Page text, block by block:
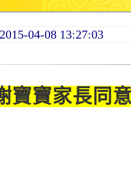
04-08 13:27:03
寶寶家長同